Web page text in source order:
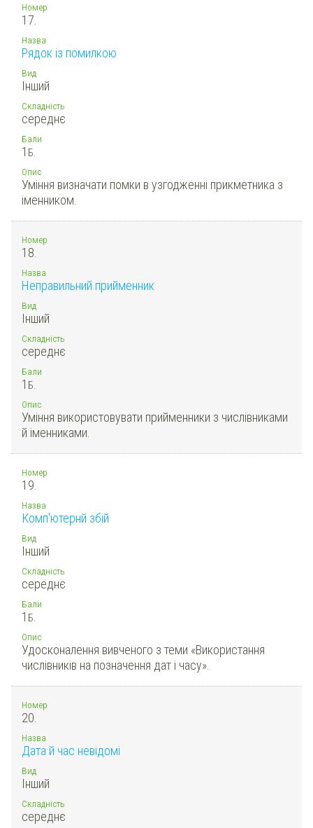
Номер
17.
Назва
Рядок із помилкою
Вид
Інший
Складність
середнє
Бали
1 Б.
Опис
Уміння визначати помки в узгодженні прикметника з
іменником.
Номер
18.
Назва
Неправильний прийменник
Вид
Інший
Складність
середнє
Бали
1 Б.
Опис
Уміння використовувати прийменники з числівниками
й іменниками.
Номер
19.
Назва
Комп'ютернй збій
Вид
Інший
Складність
середнє
Бали
1 Б.
Опис
Удосконалення вивченого з теми «Використання
числівників на позначення дат і часу».
Номер
20.
Назва
Дата й час невідомі
Вид
Інший
Складність
середнє